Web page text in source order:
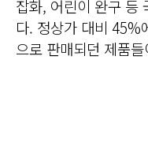
잡화, 어린이 완구 등
다. 정상가 대비 45%
으로 판매되던 제품들